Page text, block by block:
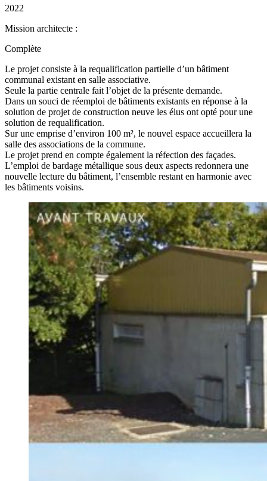
2022
Mission architecte :
Complète
Le projet consiste à la requalification partielle d’un bâtiment
communal existant en salle associative.
Seule la partie centrale fait l’objet de la présente demande.
Dans un souci de réemploi de bâtiments existants en réponse à la
solution de projet de construction neuve les élus ont opté pour une
solution de requalification.
Sur une emprise d’environ 100 m², le nouvel espace accueillera la
salle des associations de la commune.
Le projet prend en compte également la réfection des façades.
L’emploi de bardage métallique sous deux aspects redonnera une
nouvelle lecture du bâtiment, l’ensemble restant en harmonie avec
les bâtiments voisins.